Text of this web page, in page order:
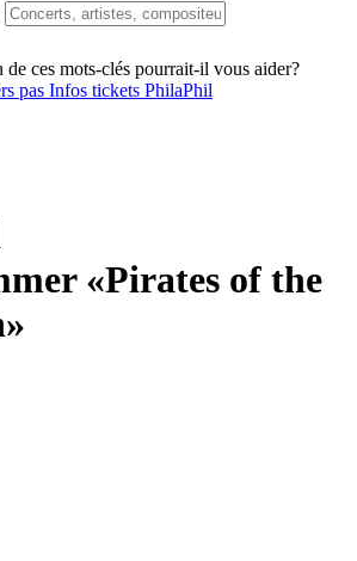
de ces mots-clés pourrait-il vous aider?
pas Infos tickets PhilaPhil
«Pirates of the